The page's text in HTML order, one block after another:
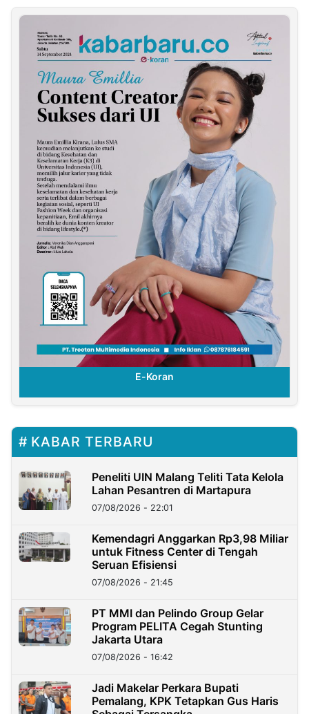
E-Koran
KABAR TERBARU
Peneliti UIN Malang Teliti Tata Kelola
Lahan Pesantren di Martapura
07/08/2026 - 22:01
Kemendagri Anggarkan Rp3,98 Miliar
untuk Fitness Center di Tengah
Seruan Efisiensi
07/08/2026 - 21:45
PT MMI dan Pelindo Group Gelar
Program PELITA Cegah Stunting
Jakarta Utara
07/08/2026 - 16:42
Jadi Makelar Perkara Bupati
Pemalang, KPK Tetapkan Gus Haris